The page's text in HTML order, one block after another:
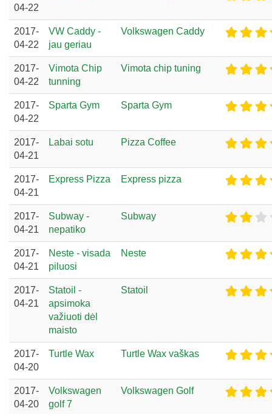
04-22
2017-
04-22
VW Caddy -
jau geriau
Volkswagen Caddy
2017-
04-22
Vimota Chip
tunning
Vimota chip tuning
2017-
04-22
Sparta Gym Sparta Gym
2017-
04-21
Labai sotu Pizza Coffee
2017-
04-21
Express Pizza Express pizza
2017-
04-21
Subway -
nepatiko
Subway
2017-
04-21
Neste - visada
piluosi
Neste
2017-
04-21
Statoil -
apsimoka
važiuoti dėl
maisto
Statoil
2017-
04-20
Turtle Wax Turtle Wax vaškas
2017-
04-20
Volkswagen
golf 7
Volkswagen Golf